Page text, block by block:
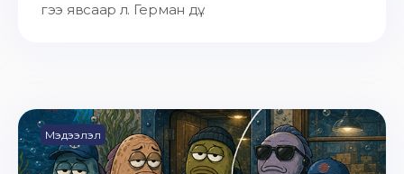
гээ явсаар л. Герман дү...
Мэдээлэл